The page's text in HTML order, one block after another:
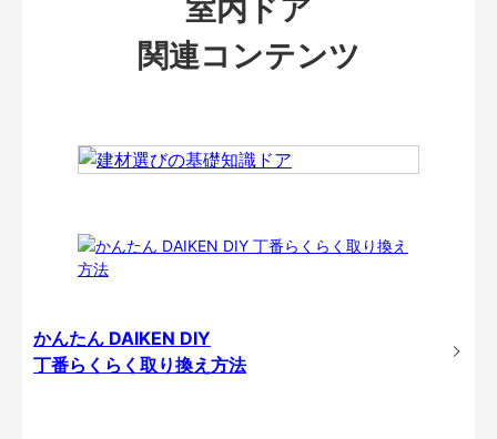
室内ドア
関連コンテンツ
かんたん DAIKEN DIY
丁番らくらく取り換え方法